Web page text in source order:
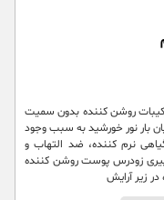
روشن کننده بدون سمیت
بار نور خورشید به سبب وجود
نرم کننده، ضد التهاب و
پیری زودرس پوست روشن کننده
زیر آرایش